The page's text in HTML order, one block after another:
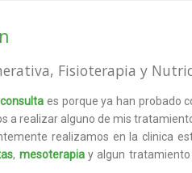
Fisioterapia y
es porque ya han probado
a realizar alguno de mis
realizamos en la clinica
, mesoterapiay algun tratamiento